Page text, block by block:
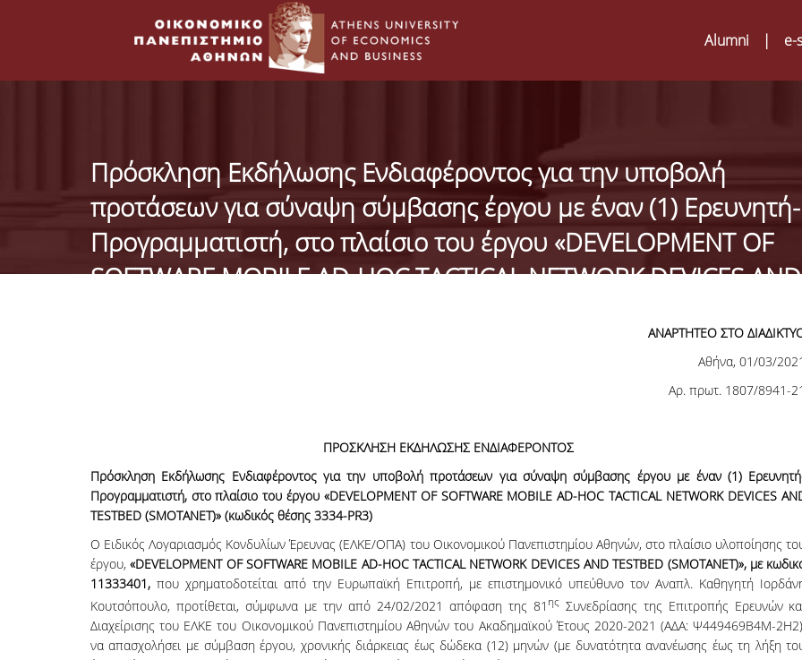
Alumni | e-
Πρόσκληση Εκδήλωσης Ενδιαφέροντος για την υποβολή
προτάσεων για σύναψη σύμβασης έργου με έναν (1) Ερευνητή-
Προγραμματιστή, στο πλαίσιο του έργου «DEVELOPMENT OF
SOFTWARE MOBILE AD-HOC TACTICAL NETWORK DEVICES AND
ΑΝΑΡΤΗΤΕΟ ΣΤΟ
Αθήνα, 01/03/
Αρ. πρωτ. 1807/8941-
ΠΡΟΣΚΛΗΣΗ ΕΚΔΗΛΩΣΗΣ ΕΝΔΙΑΦΕΡΟΝΤΟΣ
Πρόσκληση Εκδήλωσης Ενδιαφέροντος για την υποβολή προτάσεων για σύναψη σύμβασης έργου με έναν (1)
Προγραμματιστή, στο πλαίσιο του έργου «DEVELOPMENT OF SOFTWARE MOBILE AD-HOC TACTICAL NETWORK DEVICES
TESTBED(SMOTANET)» (κωδικός θέσης 3334-PR3)
Ο Ειδικός Λογαριασμός Κονδυλίων Έρευνας (ΕΛΚΕ/ΟΠΑ) του Οικονομικού Πανεπιστημίου Αθηνών, στο πλαίσιο υλοποίησης
έργου,«DEVELOPMENT OF SOFTWARE MOBILE AD-HOC TACTICAL NETWORK DEVICES AND TESTBED (SMOTANET)», με
11333401, που χρηματοδοτείται από την Ευρωπαϊκή Επιτροπή, με επιστημονικό υπεύθυνο τον Αναπλ. Καθηγητή
Κουτσόπουλο, προτίθεται, σύμφωνα με την από 24/02/2021 απόφαση της 81 ηςΣυνεδρίασης της Επιτροπής Ερευνών
Διαχείρισης του ΕΛΚΕ του Οικονομικού Πανεπιστημίου Αθηνών του Ακαδημαϊκού Έτους 2020-2021 (ΑΔΑ: Ψ449469Β4Μ-
να απασχολήσει με σύμβαση έργου, χρονικής διάρκειας έως δώδεκα (12) μηνών (με δυνατότητα ανανέωσης έως τη λήξη
Digital Humanities
Training Visits at